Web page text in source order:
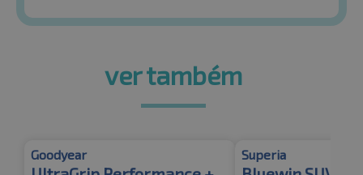
ver também
Goodyear Superia